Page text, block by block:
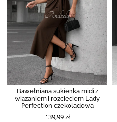
Bawełniana sukienka midi z
wiązaniem i rozcięciem Lady
Perfection czekoladowa
139,99 zł